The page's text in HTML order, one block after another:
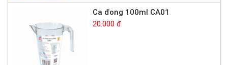
Ca đong 100ml CA01
20.000 đ